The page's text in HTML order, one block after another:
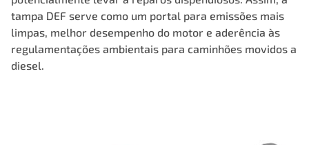
tampa DEF serve como um portal para emissões mais
limpas, melhor desempenho do motor e aderência às
regulamentações ambientais para caminhões movidos a
diesel.